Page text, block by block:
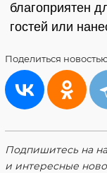
благоприятен
гостей или
Поделиться
Подпишитесь на
и интересные